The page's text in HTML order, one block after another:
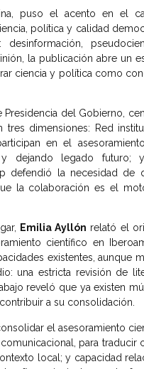
puso el acento en el
política y calidad
la publicación abre un
ciencia y política como
Presidencia del Gobierno,
dimensiones: Red
en el
y dejando legado futuro;
defendió la necesidad de
la colaboración es el
Emilia Ayllón relató el
científico en
existentes, aunque
una estricta revisión de
reveló que ya existen
a su consolidación.
el asesoramiento
para traducir
local; y capacidad